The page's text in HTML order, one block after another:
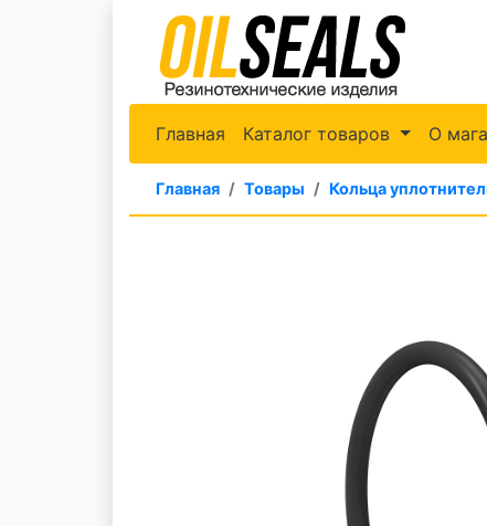
Главная Каталог товаров О
Главная Товары Кольца